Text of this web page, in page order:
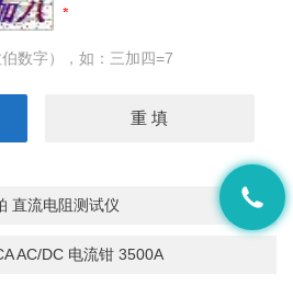
数字），如：三加四=7
直流电阻测试仪
AC/DC 电流钳 3500A